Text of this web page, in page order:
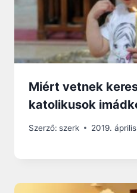
Miért vetnek
katolikusok
Szerző: szerk 2019.